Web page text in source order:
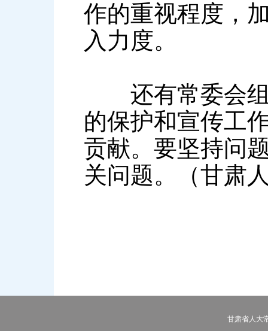
作的重视程度，
入力度。
还有常委会组
的保护和宣传工
贡献。要坚持问
关问题。（甘肃
甘肃省人大